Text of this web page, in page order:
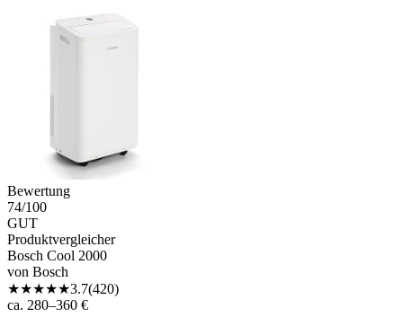
Bewertung
74/100
GUT
Produktvergleicher
Bosch Cool 2000
von Bosch
★★★★★3.7(420)
ca. 280–360 €